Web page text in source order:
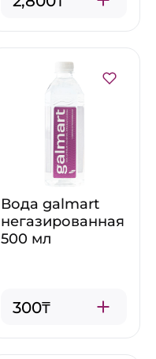
Вода galmart
негазированная
500 мл
300₸